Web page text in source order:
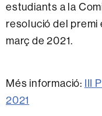
estudiants a la
resolució del premi
març de 2021.
Més informació: III
2021